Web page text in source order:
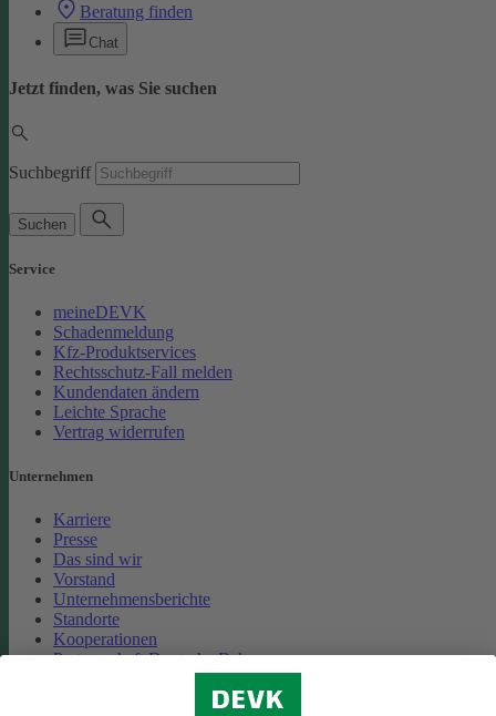
Beratung finden
Chat
Jetzt finden, was Sie suchen
Suchbegriff
Suchen
Service
meineDEVK
Schadenmeldung
Kfz-Produktservices
Rechtsschutz-Fall melden
Kundendaten ändern
Leichte Sprache
Vertrag widerrufen
Unternehmen
Karriere
Presse
Das sind wir
Vorstand
Unternehmensberichte
Standorte
Kooperationen
Partnerschaft Deutsche Bahn